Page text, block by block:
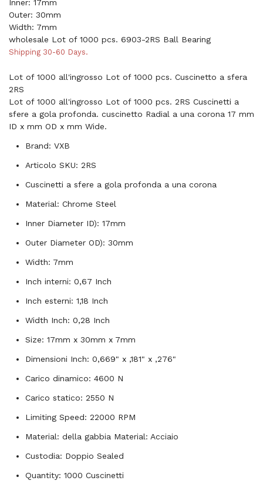
Inner: 17mm
Outer: 30mm
Width: 7mm
wholesale Lot of 1000 pcs. 6903-2RS Ball Bearing
Shipping 30-60 Days.
Lot of 1000 all'ingrosso Lot of 1000 pcs. Cuscinetto a sfera
2RS
Lot of 1000 all'ingrosso Lot of 1000 pcs. 2RS Cuscinetti a
sfere a gola profonda. cuscinetto Radial a una corona 17 mm
ID x mm OD x mm Wide.
Brand: VXB
Articolo SKU: 2RS
Cuscinetti a sfere a gola profonda a una corona
Material: Chrome Steel
Inner Diameter ID): 17mm
Outer Diameter OD): 30mm
Width: 7mm
Inch interni: 0,67 Inch
Inch esterni: 1,18 Inch
Width Inch: 0,28 Inch
Size: 17mm x 30mm x 7mm
Dimensioni Inch: 0,669" x ,181" x ,276"
Carico dinamico: 4600 N
Carico statico: 2550 N
Limiting Speed: 22000 RPM
Material: della gabbia Material: Acciaio
Custodia: Doppio Sealed
Quantity: 1000 Cuscinetti